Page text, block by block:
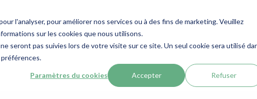
l'analyser, pour améliorer nos services ou à des fins de marketing. Veuillez
sur les cookies que nous utilisons.
seront pas suivies lors de votre visite sur ce site. Un seul cookie sera utilisé
Paramètres du cookies Accepter Refuser